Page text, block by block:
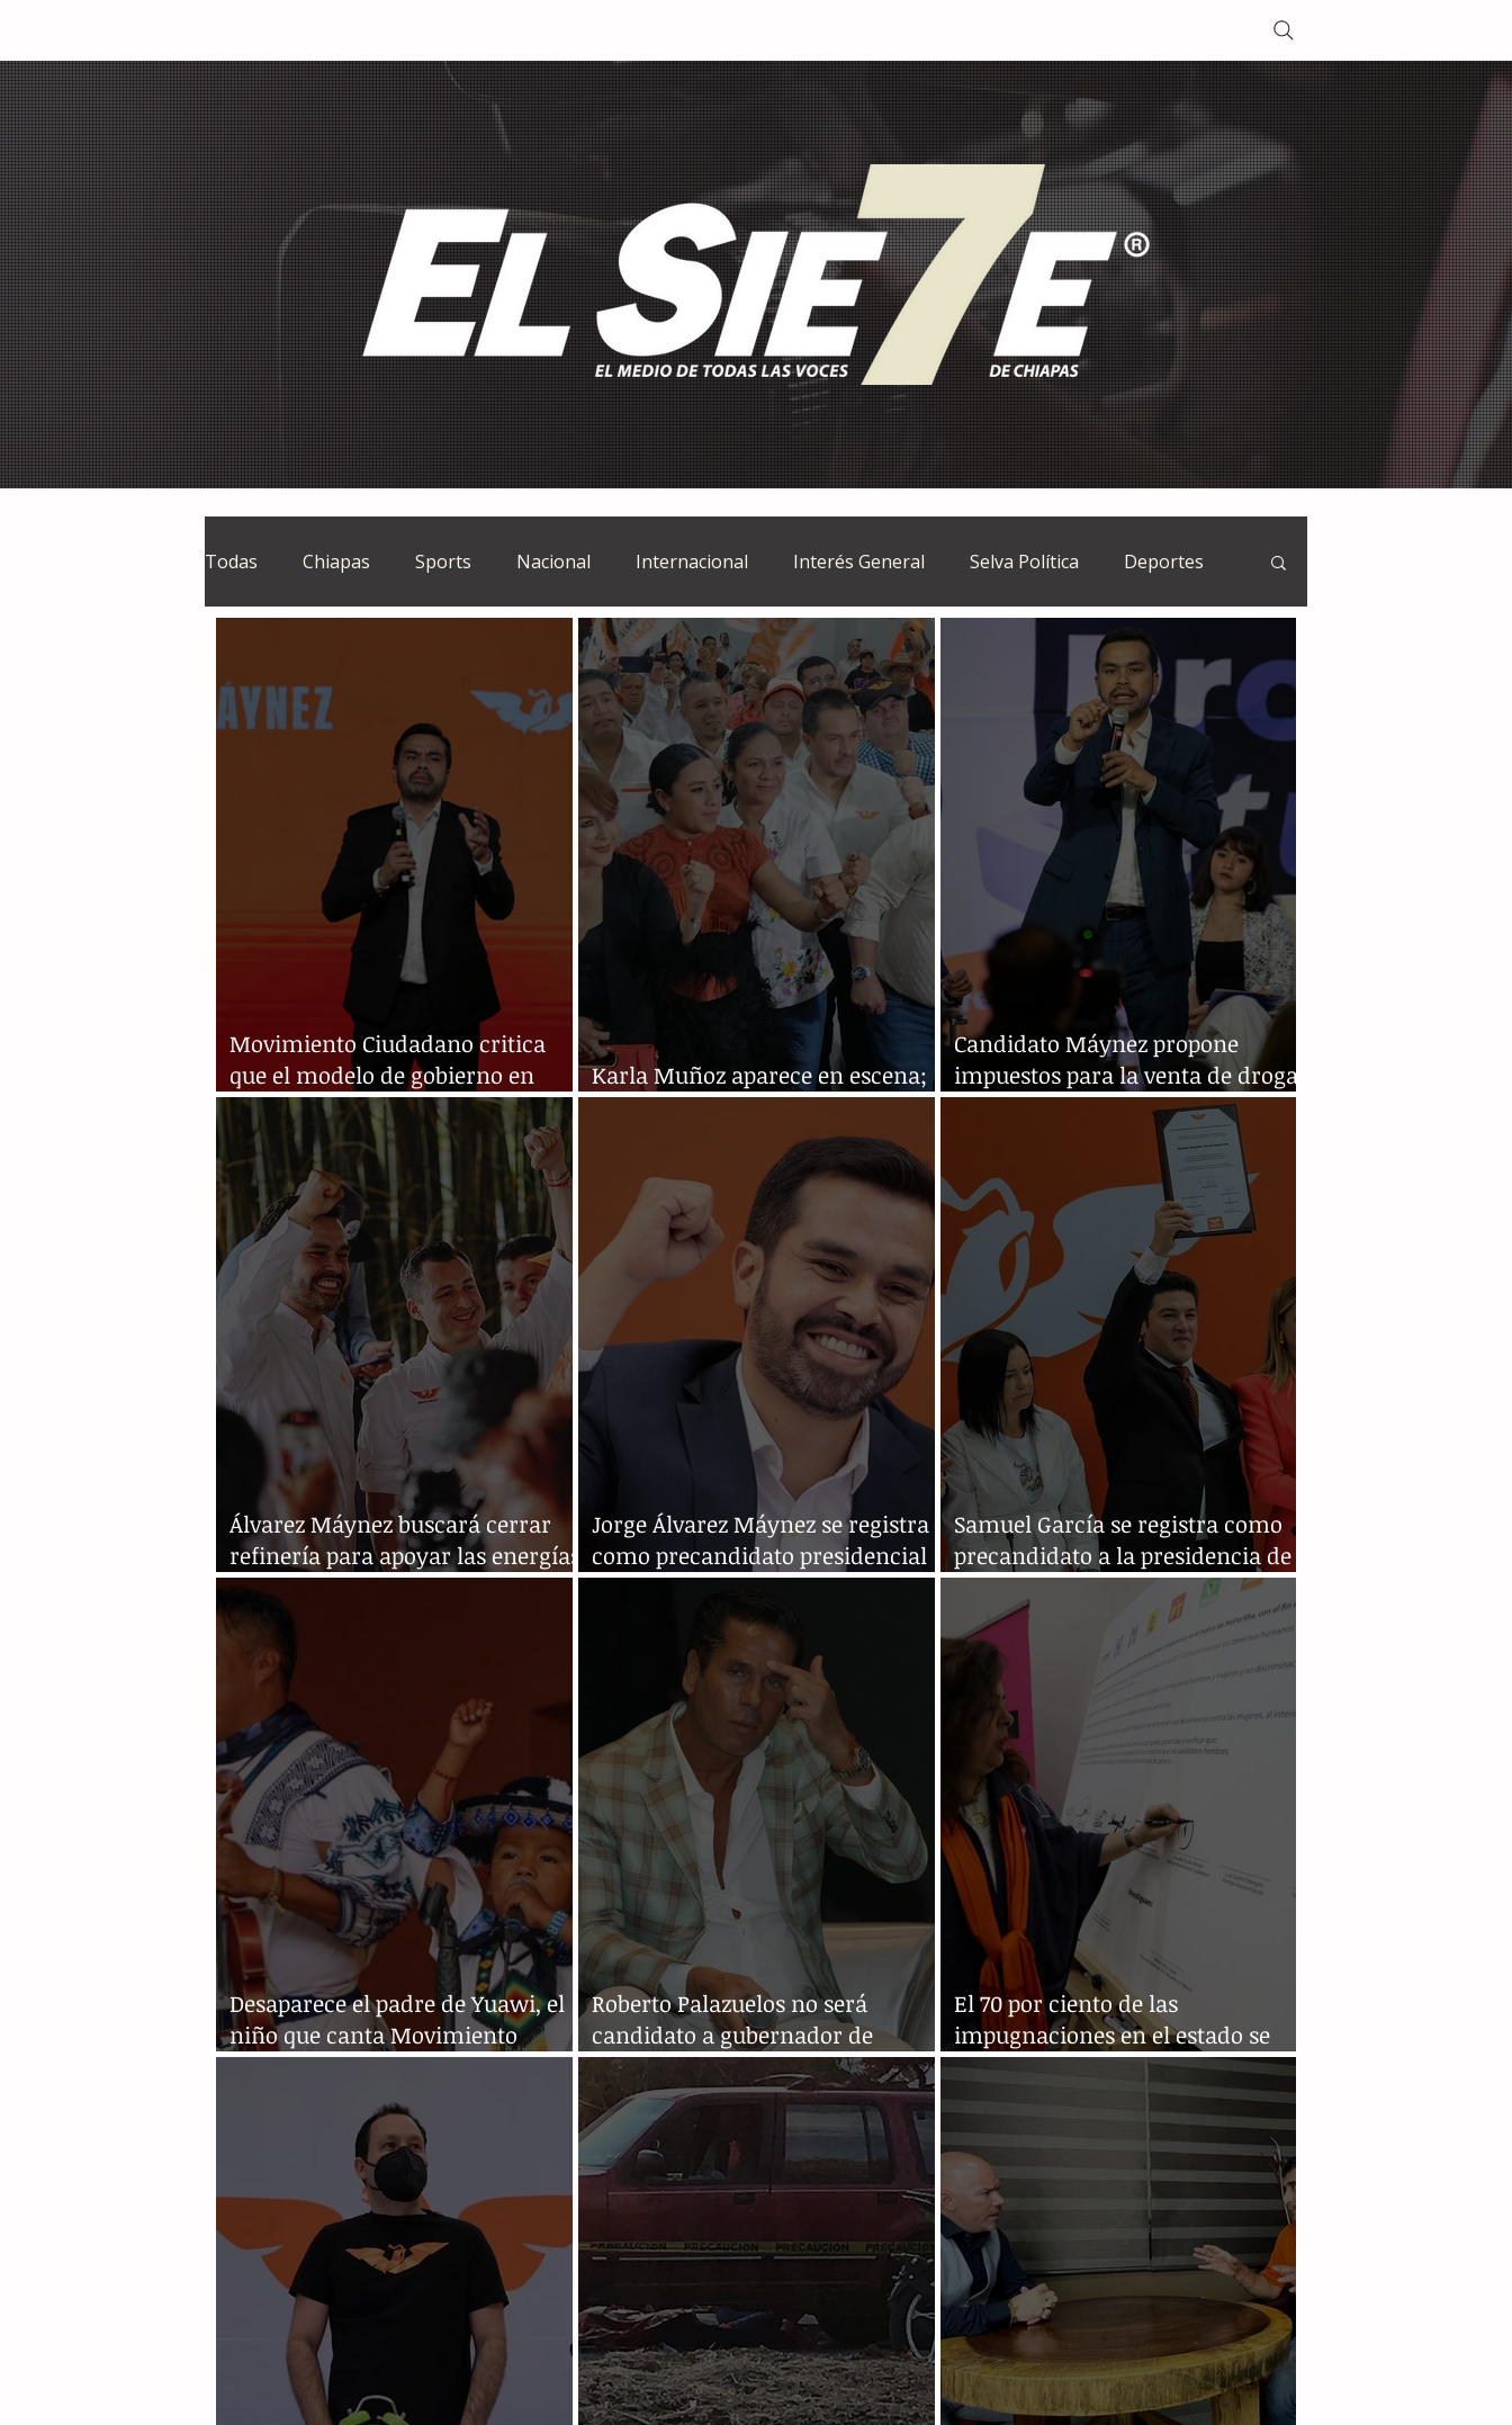
Todas Chiapas Sports Nacional Internacional Interés General Selva Política Deportes
Estilo de vida Israel bano Tragedia
Grupo Financiero Continental
Movimiento Ciudadano critica
que el modelo de gobierno en
México "no es sostenible"
Karla Muñoz aparece en escena;
lanza propuestas
Candidato Máynez propone
impuestos para la venta de drogas
en México
Álvarez Máynez buscará cerrar
refinería para apoyar las energías
limpias
Jorge Álvarez Máynez se registra
como precandidato presidencial
de Movimiento Ciudadano
Samuel García se registra como
precandidato a la presidencia de
México
Desaparece el padre de Yuawi, el
niño que canta Movimiento
Naranja
Roberto Palazuelos no será
candidato a gubernador de
Quintana Roo
El 70 por ciento de las
impugnaciones en el estado se
han resuelto